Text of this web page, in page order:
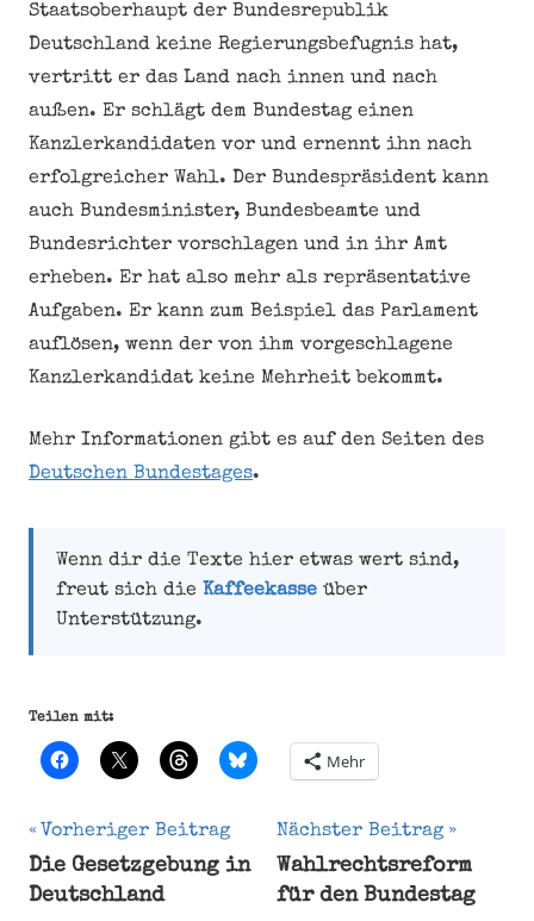
Staatsoberhaupt der Bundesrepublik
Deutschland keine Regierungsbefugnis hat,
vertritt er das Land nach innen und nach
außen. Er schlägt dem Bundestag einen
Kanzlerkandidaten vor und ernennt ihn nach
erfolgreicher Wahl. Der Bundespräsident kann
auch Bundesminister, Bundesbeamte und
Bundesrichter vorschlagen und in ihr Amt
erheben. Er hat also mehr als repräsentative
Aufgaben. Er kann zum Beispiel das Parlament
auflösen, wenn der von ihm vorgeschlagene
Kanzlerkandidat keine Mehrheit bekommt.
Mehr Informationen gibt es auf den Seiten des
Deutschen Bundestages.
Wenn dir die Texte hier etwas wert sind,
freut sich die Kaffeekasseüber
Unterstützung.
Teilen mit:
Mehr
Bundespräsident
Bundesversammlung
Beitragsnavigation
Vorheriger Beitrag
Die Gesetzgebung in
Deutschland
Nächster Beitrag
Wahlrechtsreform
für den Bundestag